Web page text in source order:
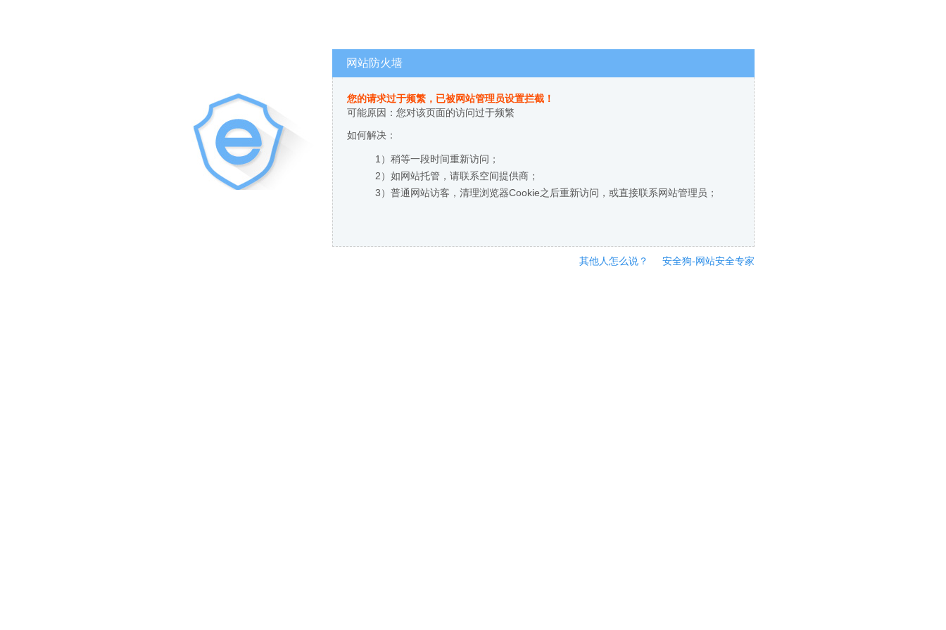
网站防火墙
您的请求过于频繁，已被网站管理员设置拦截！
可能原因：您对该页面的访问过于频繁
如何解决：
1）稍等一段时间重新访问；
2）如网站托管，请联系空间提供商；
3）普通网站访客，清理浏览器Cookie之后重新访问，或直接联系网站管理员；
其他人怎么说？ 安全狗-网站安全专家